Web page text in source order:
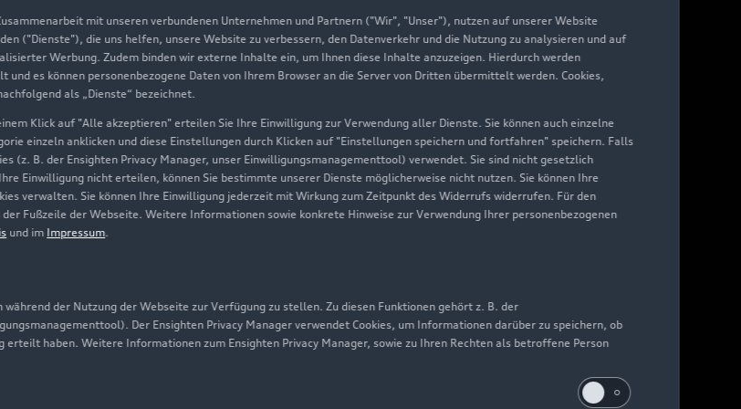
mit unseren verbundenen Unternehmen und Partnern ("Wir", "Unser"), nutzen auf unserer Website
("Dienste"), die uns helfen, unsere Website zu verbessern, den Datenverkehr und die Nutzung zu analysieren und auf
Werbung. Zudem binden wir externe Inhalte ein, um Ihnen diese Inhalte anzuzeigen. Hierdurch werden
es können personenbezogene Daten von Ihrem Browser an die Server von Dritten übermittelt werden. Cookies,
als „Dienste“ bezeichnet.
Klick auf "Alle akzeptieren" erteilen Sie Ihre Einwilligung zur Verwendung aller Dienste. Sie können auch einzelne
einzeln anklicken und diese Einstellungen durch Klicken auf "Einstellungen speichern und fortfahren" speichern. Falls
(z. B. der Ensighten Privacy Manager, unser Einwilligungsmanagementtool) verwendet. Sie sind nicht gesetzlich
Einwilligung nicht erteilen, können Sie bestimmte unserer Dienste möglicherweise nicht nutzen. Sie können Ihre
verwalten. Sie können Ihre Einwilligung jederzeit mit Wirkung zum Zeitpunkt des Widerrufs widerrufen. Für den
Fußzeile der Webseite. Weitere Informationen sowie konkrete Hinweise zur Verwendung Ihrer personenbezogenen
und im Impressum.
der Nutzung der Webseite zur Verfügung zu stellen. Zu diesen Funktionen gehört z. B. der
Der Ensighten Privacy Manager verwendet Cookies, um Informationen darüber zu speichern, ob
haben. Weitere Informationen zum Ensighten Privacy Manager, sowie zu Ihren Rechten als betroffene Person
Media Center